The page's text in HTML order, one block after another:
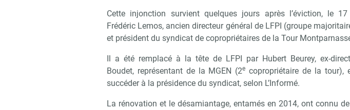
Cette injonction survient quelques jours après l’éviction, le
Frédéric Lemos, ancien directeur général de LFPI (groupe
et président du syndicat de copropriétaires de la Tour
Il a été remplacé à la tête de LFPI par Hubert Beurey, ex-
Boudet, représentant de la MGEN (2e copropriétaire de la tour),
succéder à la présidence du syndicat, selon L’Informé.
La rénovation et le désamiantage, entamés en 2014, ont connu